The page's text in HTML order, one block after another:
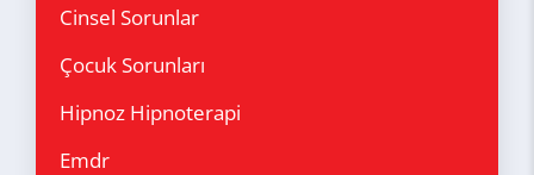
Cinsel Sorunlar
Çocuk Sorunları
Hipnoz Hipnoterapi
Emdr